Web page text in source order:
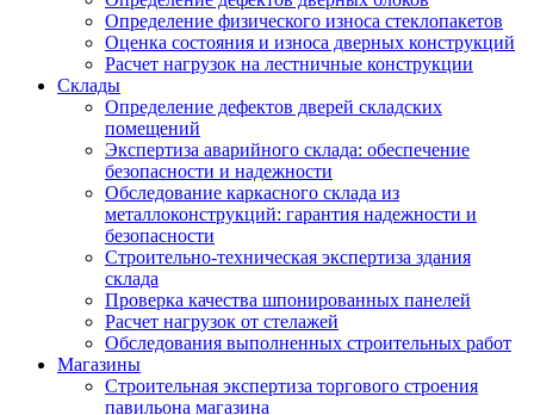
Определение физического износа стеклопакетов
Оценка состояния и износа дверных конструкций
Расчет нагрузок на лестничные конструкции
Склады
Определение дефектов дверей складских
помещений
Экспертиза аварийного склада: обеспечение
безопасности и надежности
Обследование каркасного склада из
металлоконструкций: гарантия надежности и
безопасности
Строительно-техническая экспертиза здания
склада
Проверка качества шпонированных панелей
Расчет нагрузок от стелажей
Обследования выполненных строительных работ
Магазины
Строительная экспертиза торгового строения
павильона магазина